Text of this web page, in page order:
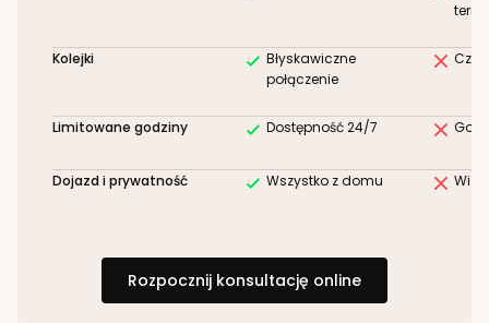
Kolejki
Błyskawiczne
połączenie
Limitowane godziny Dostępność 24/7
Dojazd i prywatność Wszystko z domu
Rozpocznij konsultację online